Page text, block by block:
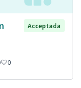
Acceptada
0